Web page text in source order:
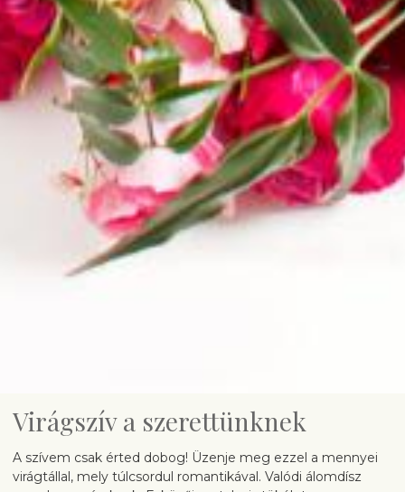
Virágszív a szerettünknek
A szívem csak érted dobog! Üzenje meg ezzel a mennyei
virágtállal, mely túlcsordul romantikával. Valódi álomdísz